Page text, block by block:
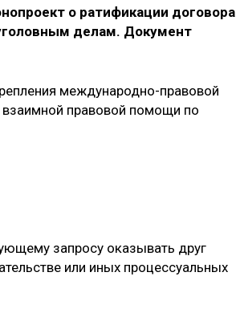
о ратификации договора
делам. Документ
международно-правовой
взаимной правовой помощи по
запросу оказывать друг
или иных процессуальных